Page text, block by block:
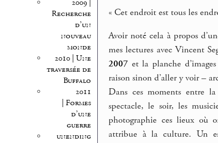
2009 |
Recherche
d’un
nouveau
monde
2010 | Une
traversée de
Buffalo
2011
| Formes
d’une
guerre
unending
« Cet endroit est tous les
Avoir noté cela à propos
mes lectures avec Vincent
2007 et la planche
raison sinon d’aller y voir –
Dans ces moments entre
spectacle, le soir, les
photographie ces lieux où
attribue à la culture. Un